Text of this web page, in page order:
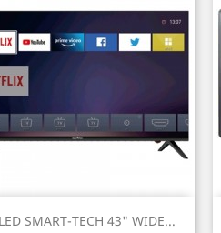
SMART-TECH 43" WIDE...
Anteprima